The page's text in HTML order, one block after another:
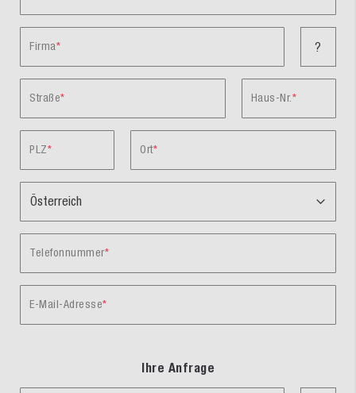
Firma ?
Straße Haus-Nr.
PLZ Ort
Telefonnummer
E-Mail-Adresse
Ihre Anfrage